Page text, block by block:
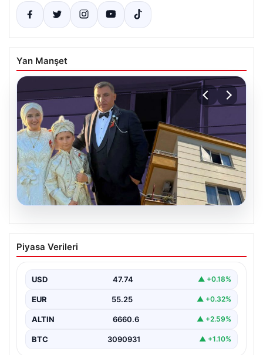
Yan Manşet
Çanakkale’de böcek ilaçlaması felakete
dönüştü. Yusuf öldü, annesi yoğun
{“title”: “Çanakkale’de Böcek İlaçlaması Felaketle Bitti:
“content”:…
Piyasa Verileri
USD 47.74 ▲ +0.18%
EUR 55.25 ▲ +0.32%
ALTIN 6660.6 ▲ +2.59%
BTC 3090931 ▲ +1.10%